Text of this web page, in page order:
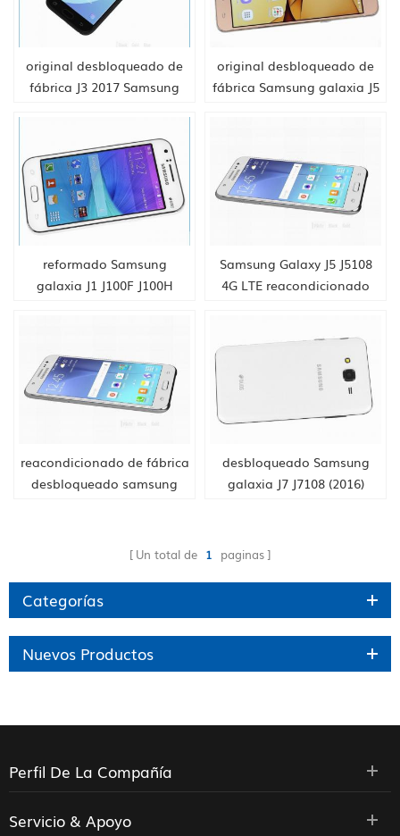
original desbloqueado de
fábrica J3 2017 Samsung
cuatro núcleos
original desbloqueado de
fábrica Samsung galaxia J5
reformado Samsung
galaxia J1 J100F J100H
Samsung Galaxy J5 J5108
4G LTE reacondicionado
reacondicionado de fábrica
desbloqueado samsung
desbloqueado Samsung
galaxia J7 J7108 (2016)
Un total de 1 paginas
Categorías
Nuevos Productos
Perfil De La Compañía
Servicio & Apoyo